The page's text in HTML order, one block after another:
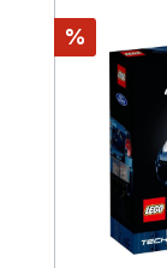
Rabatt
%